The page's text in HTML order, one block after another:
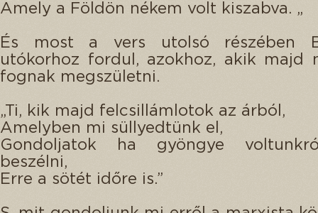
Amely a Földön nékem volt kiszabva. „
És most a vers utolsó részében
utókorhoz fordul, azokhoz, akik majd
fognak megszületni.
„Ti, kik majd felcsillámlotok az árból,
Amelyben mi süllyedtünk el,
Gondoljatok ha gyöngye
beszélni,
Erre a sötét időre is.”